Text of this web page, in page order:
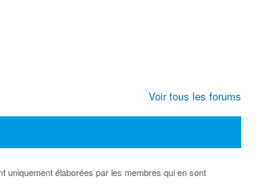
uniquement élaborées par les membres qui en sont
Voir tous les forums